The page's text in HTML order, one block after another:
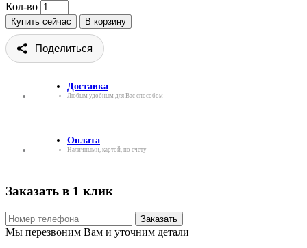
Кол-во
Купить сейчас В корзину
Поделиться
Доставка
Любым удобным для Вас способом
Оплата
Наличными, картой, по счету
Заказать в 1 клик
Заказать
Мы перезвоним Вам и уточним детали